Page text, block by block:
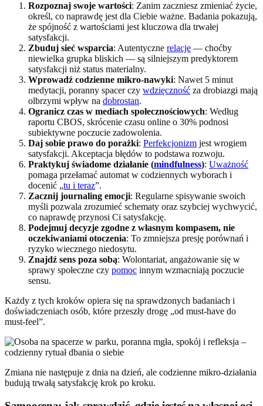
Rozpoznaj swoje wartości: Zanim zaczniesz zmieniać życie,
określ, co naprawdę jest dla Ciebie ważne. Badania pokazują,
że spójność z wartościami jest kluczowa dla trwałej
satysfakcji.
Zbuduj sieć wsparcia: Autentyczne relacje — choćby
niewielka grupka bliskich — są silniejszym predyktorem
satysfakcji niż status materialny.
Wprowadź codzienne mikro-nawyki: Nawet 5 minut
medytacji, poranny spacer czy wdzięczność za drobiazgi mają
olbrzymi wpływ na dobrostan.
Ogranicz czas w mediach społecznościowych: Według
raportu CBOS, skrócenie czasu online o 30% podnosi
subiektywne poczucie zadowolenia.
Daj sobie prawo do porażki: Perfekcjonizm jest wrogiem
satysfakcji. Akceptacja błędów to podstawa rozwoju.
Praktykuj świadome działanie (mindfulness): Uważność
pomaga przełamać automat w codziennych wyborach i
docenić „tu i teraz”.
Zacznij journaling emocji: Regularne spisywanie swoich
myśli pozwala zrozumieć schematy oraz szybciej wychwycić,
co naprawdę przynosi Ci satysfakcję.
Podejmuj decyzje zgodne z własnym kompasem, nie
oczekiwaniami otoczenia: To zmniejsza presję porównań i
ryzyko wiecznego niedosytu.
Znajdź sens poza sobą: Wolontariat, angażowanie się w
sprawy społeczne czy pomoc innym wzmacniają poczucie
sensu.
Każdy z tych kroków opiera się na sprawdzonych badaniach i
doświadczeniach osób, które przeszły drogę „od must-have do
must-feel”.
Zmiana nie następuje z dnia na dzień, ale codzienne mikro-działania
budują trwałą satysfakcję krok po kroku.